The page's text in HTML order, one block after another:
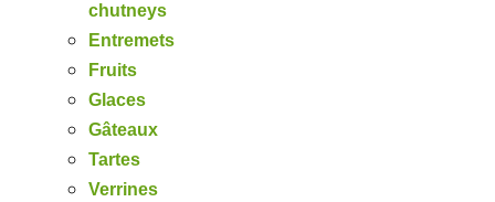
chutneys
Entremets
Fruits
Glaces
Gâteaux
Tartes
Verrines